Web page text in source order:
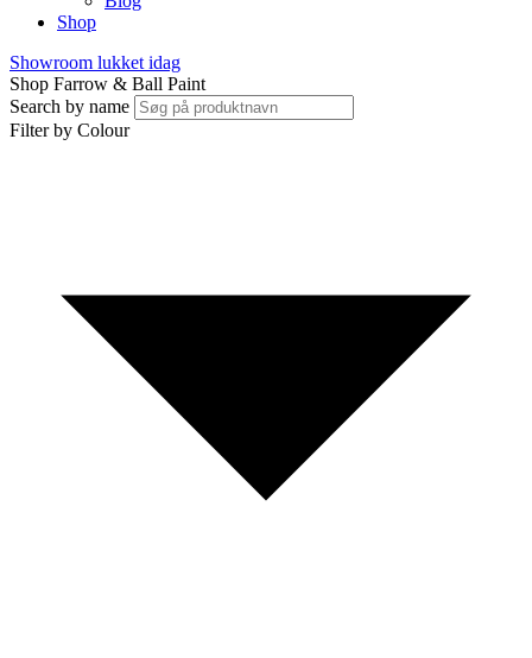
Shop
Showroom lukket idag
Shop Farrow & Ball Paint
Search by name
Filter by Colour